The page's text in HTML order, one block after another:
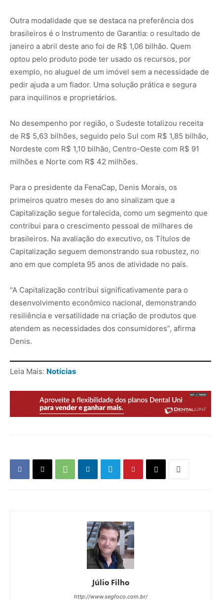
Outra modalidade que se destaca na preferência dos
brasileiros é o Instrumento de Garantia: o resultado de
janeiro a abril deste ano foi de R$ 1,06 bilhão. Quem
optou pelo produto pode ter usado os recursos, por
exemplo, no aluguel de um imóvel sem a necessidade de
pedir ajuda a um fiador. Uma solução prática e segura
para inquilinos e proprietários.
No desempenho por região, o Sudeste totalizou receita
de R$ 5,63 bilhões, seguido pelo Sul com R$ 1,85 bilhão,
Nordeste com R$ 1,10 bilhão, Centro-Oeste com R$ 91
milhões e Norte com R$ 42 milhões.
Para o presidente da FenaCap, Denis Morais, os
primeiros quatro meses do ano sinalizam que a
Capitalização segue fortalecida, como um segmento que
contribui para o crescimento pessoal de milhares de
brasileiros. Na avaliação do executivo, os Títulos de
Capitalização seguem demonstrando sua robustez, no
ano em que completa 95 anos de atividade no país.
“A Capitalização contribui significativamente para o
desenvolvimento econômico nacional, demonstrando
resiliência e versatilidade na criação de produtos que
atendem as necessidades dos consumidores”, afirma
Denis.
Leia Mais: Notícias
Júlio Filho
http://www.segfoco.com.br/